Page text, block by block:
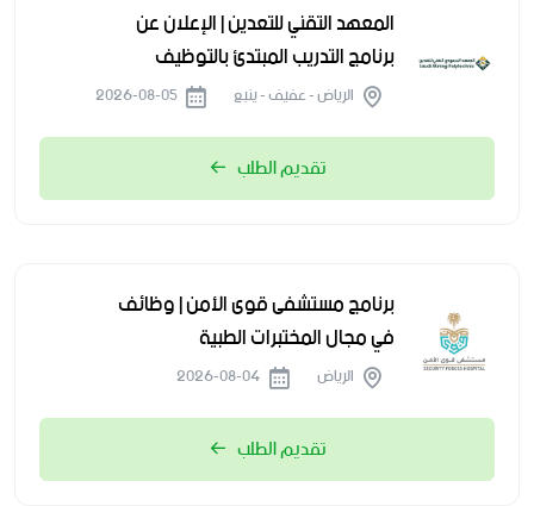
المعهد التقني للتعدين | الإعلان عن
برنامج التدريب المبتدئ بالتوظيف
الرياض - عفيف - ينبع
تقديم الطلب
برنامج مستشفى قوى الأمن | وظائف
في مجال المختبرات الطبية
الرياض
تقديم الطلب